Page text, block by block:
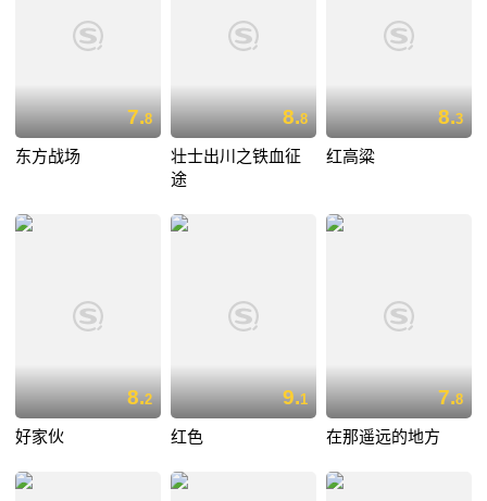
7.8
东方战场
8.8
壮士出川之铁血征
途
8.3
红高粱
8.2
好家伙
9.1
红色
7.8
在那遥远的地方